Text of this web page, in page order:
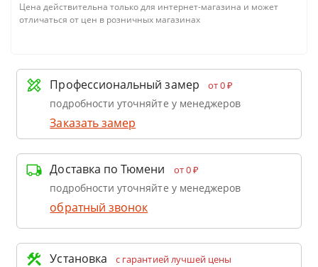
Цена действительна только для интернет-магазина и может
отличаться от цен в розничных магазинах
Профессиональный замер от 0 ₽
подробности уточняйте у менеджеров
Заказать замер
Доставка по Тюмени от 0 ₽
подробности уточняйте у менеджеров
обратный звонок
Установка с гарантией лучшей цены